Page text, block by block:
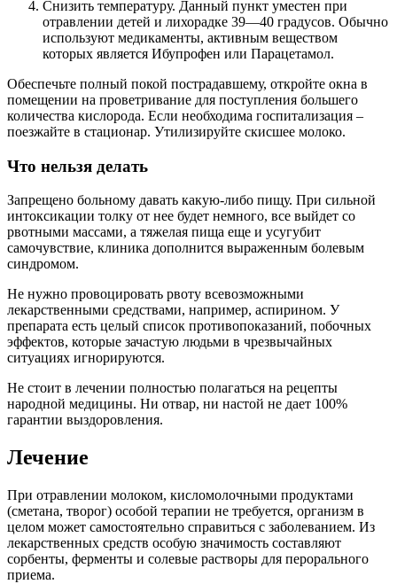
Снизить температуру. Данный пункт уместен при
отравлении детей и лихорадке 39—40 градусов. Обычно
используют медикаменты, активным веществом
которых является Ибупрофен или Парацетамол.
Обеспечьте полный покой пострадавшему, откройте окна в
помещении на проветривание для поступления большего
количества кислорода. Если необходима госпитализация –
поезжайте в стационар. Утилизируйте скисшее молоко.
Что нельзя делать
Запрещено больному давать какую-либо пищу. При сильной
интоксикации толку от нее будет немного, все выйдет со
рвотными массами, а тяжелая пища еще и усугубит
самочувствие, клиника дополнится выраженным болевым
синдромом.
Не нужно провоцировать рвоту всевозможными
лекарственными средствами, например, аспирином. У
препарата есть целый список противопоказаний, побочных
эффектов, которые зачастую людьми в чрезвычайных
ситуациях игнорируются.
Не стоит в лечении полностью полагаться на рецепты
народной медицины. Ни отвар, ни настой не дает 100%
гарантии выздоровления.
Лечение
При отравлении молоком, кисломолочными продуктами
(сметана, творог) особой терапии не требуется, организм в
целом может самостоятельно справиться с заболеванием. Из
лекарственных средств особую значимость составляют
сорбенты, ферменты и солевые растворы для перорального
приема.